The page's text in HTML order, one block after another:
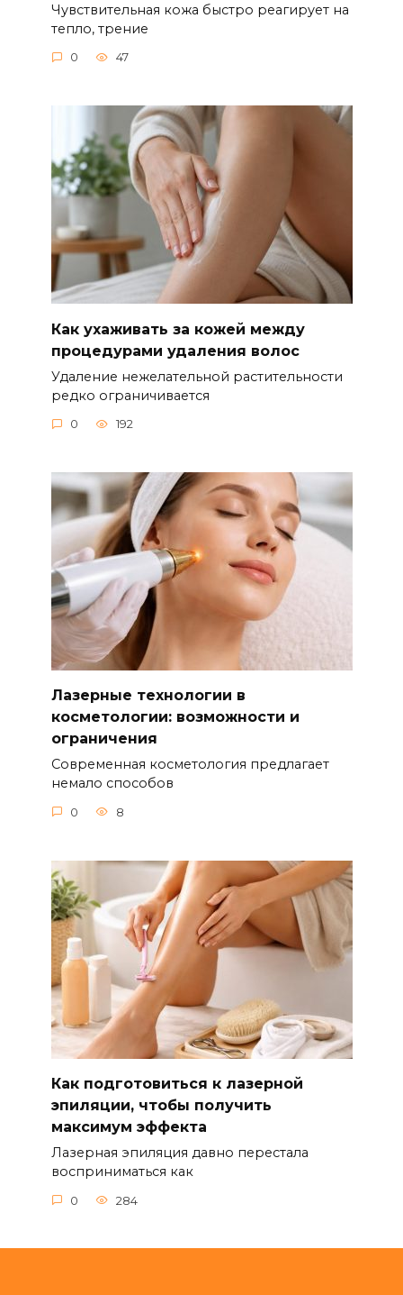
Чувствительная кожа быстро реагирует на
тепло, трение
0 47
Как ухаживать за кожей между
процедурами удаления волос
Удаление нежелательной растительности
редко ограничивается
0 192
Лазерные технологии в
косметологии: возможности и
ограничения
Современная косметология предлагает
немало способов
0 8
Как подготовиться к лазерной
эпиляции, чтобы получить
максимум эффекта
Лазерная эпиляция давно перестала
восприниматься как
0 284